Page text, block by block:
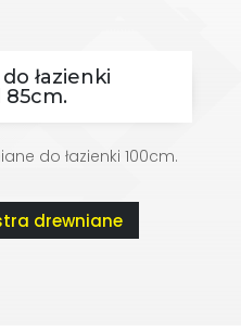
łazienki
85cm.
do łazienki 100cm.
drewniane